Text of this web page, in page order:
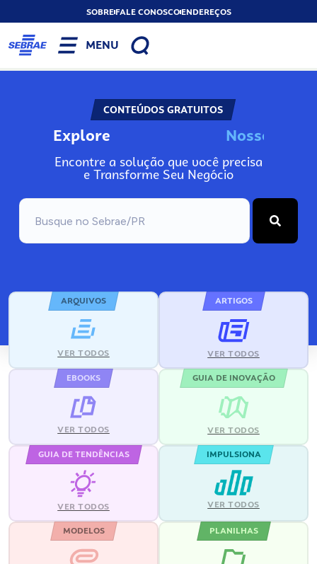
SOBREFALE CONOSCOENDEREÇOS
MENU
CONTEÚDOS GRATUITOS
Explore Nosso
Encontre a solução que você precisa
e Transforme Seu Negócio
ARQUIVOS
VER TODOS
ARTIGOS
VER TODOS
EBOOKS
VER TODOS
GUIA DE INOVAÇÃO
VER TODOS
GUIA DE TENDÊNCIAS
VER TODOS
IMPULSIONA
VER TODOS
MODELOS PLANILHAS